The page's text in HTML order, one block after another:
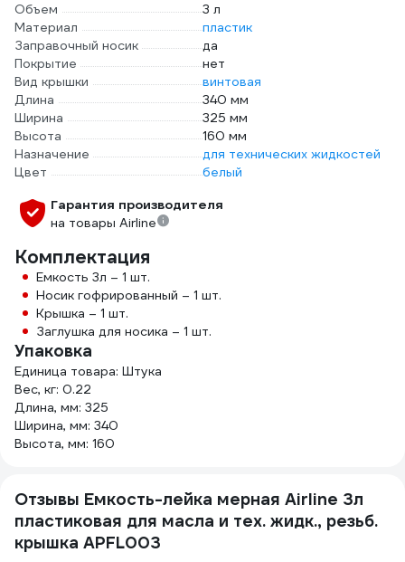
Объем
3 л
Материал
пластик
Заправочный носик
да
Покрытие
нет
Вид крышки
винтовая
Длина
340 мм
Ширина
325 мм
Высота
160 мм
Назначение
для технических жидкостей
Цвет
белый
Гарантия производителя
на товары Airline
Комплектация
Емкость 3л – 1 шт.
Носик гофрированный – 1 шт.
Крышка – 1 шт.
Заглушка для носика – 1 шт.
Упаковка
Единица товара: Штука
Вес, кг: 0.22
Длина, мм: 325
Ширина, мм: 340
Высота, мм: 160
Отзывы Емкость-лейка мерная Airline 3л
пластиковая для масла и тех. жидк., резьб.
крышка APFL003